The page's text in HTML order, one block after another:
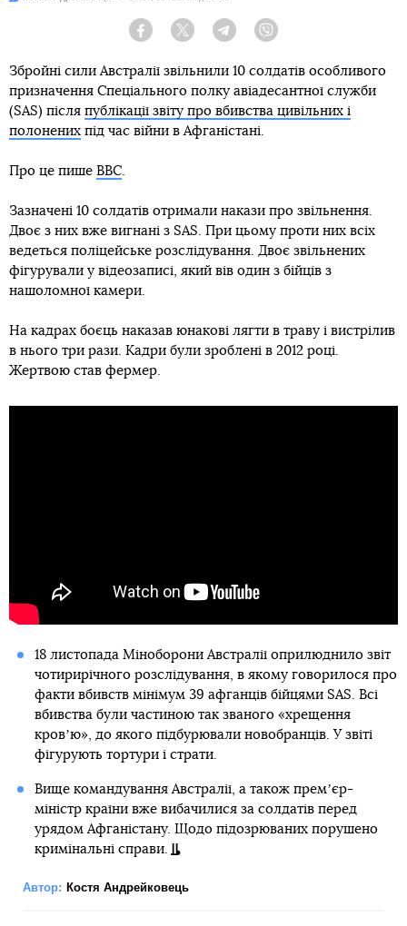
Facebook Twitter Telegram
Збройні сили Австралії звільнили 10 солдатів особливого
призначення Спеціального полку авіадесантної служби
(SAS) після публікації звіту про вбивства цивільних і
полонених під час війни в Афганістані.
Про це пише BBC
Зазначені 10 солдатів отримали накази про звільнення.
Двоє з них вже вигнані з SAS. При цьому проти них всіх
ведеться поліцейське розслідування. Двоє звільнених
фігурували у відеозаписі, який вів один з бійців з
нашоломної камери.
На кадрах боєць наказав юнакові лягти в траву і вистрілив
в нього три рази. Кадри були зроблені в 2012 році.
Жертвою став фермер.
18 листопада Міноборони Австралії оприлюднило звіт
чотирирічного розслідування, в якому говорилося про
факти вбивств мінімум 39 афганців бійцями SAS. Всі
вбивства були частиною так званого «хрещення
кровʼю», до якого підбурювали новобранців. У звіті
фігурують тортури і страти.
Вище командування Австралії, а також премʼєр-
міністр країни вже вибачилися за солдатів перед
урядом Афганістану. Щодо підозрюваних порушено
кримінальні справи.
Автор: Костя Андрейковець